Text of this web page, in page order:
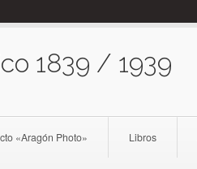
1839 / 1939
«Aragón Photo» Libros